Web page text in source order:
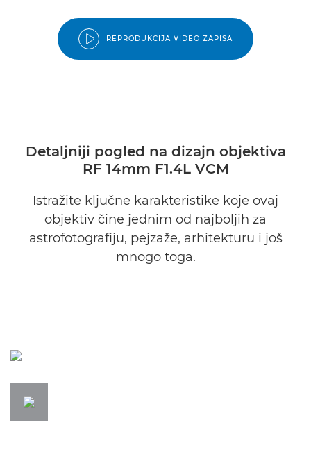
REPRODUKCIJA VIDEO ZAPISA
Detaljniji pogled na dizajn objektiva
RF 14mm F1.4L VCM
Istražite ključne karakteristike koje ovaj
objektiv čine jednim od najboljih za
astrofotografiju, pejzaže, arhitekturu i još
mnogo toga.